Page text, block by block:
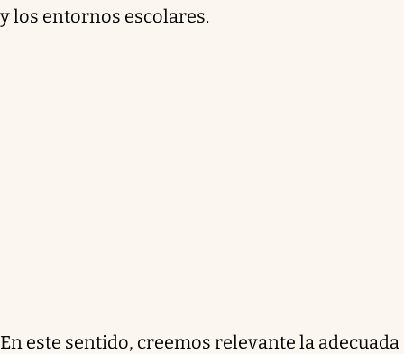
y los entornos escolares.
En este sentido, creemos relevante la adecuada